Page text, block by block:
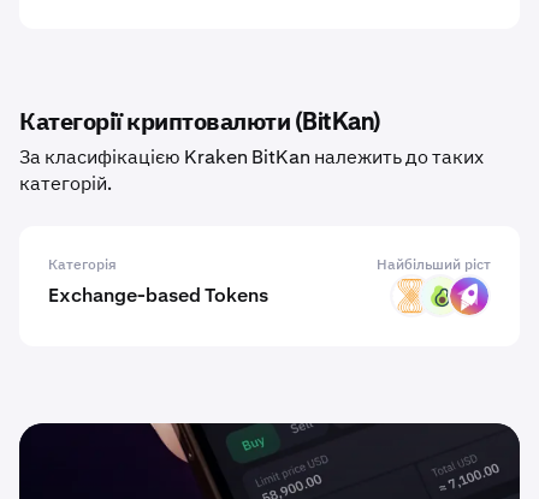
Категорії криптовалюти (BitKan)
За класифікацією Kraken BitKan належить до таких
категорій.
Категорія Найбільший ріст
Exchange-based Tokens VELAR PPI ZM